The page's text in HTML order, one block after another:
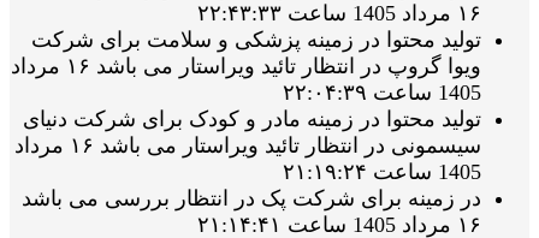
۱۶ مرداد 1405 ساعت ۲۲:۴۳:۳۳
تولید محتوا در زمینه پزشکی و سلامت برای شرکت
ویوا گروپ در انتظار تائید ویراستار می باشد ۱۶ مرداد
1405 ساعت ۲۲:۰۴:۳۹
تولید محتوا در زمینه مادر و کودک برای شرکت دنیای
سیسمونی در انتظار تائید ویراستار می باشد ۱۶ مرداد
1405 ساعت ۲۱:۱۹:۲۴
در زمینه برای شرکت پک در انتظار بررسی می باشد
۱۶ مرداد 1405 ساعت ۲۱:۱۴:۴۱